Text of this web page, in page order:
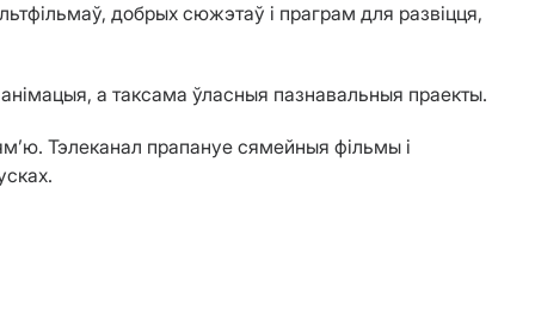
добрых сюжэтаў і праграм для развіцця,
а таксама ўласныя пазнавальныя праекты.
Тэлеканал прапануе сямейныя фільмы і